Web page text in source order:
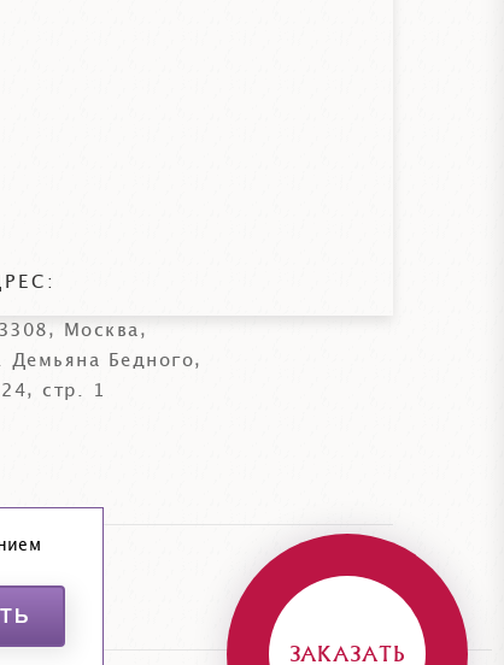
Москва,
Демьяна Бедного,
стр. 1
ЗАКАЗАТЬ